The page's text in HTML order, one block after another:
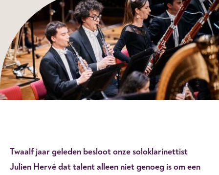
Twaalf jaar geleden besloot onze soloklarinettist
Julien Hervé dat talent alleen niet genoeg is om een